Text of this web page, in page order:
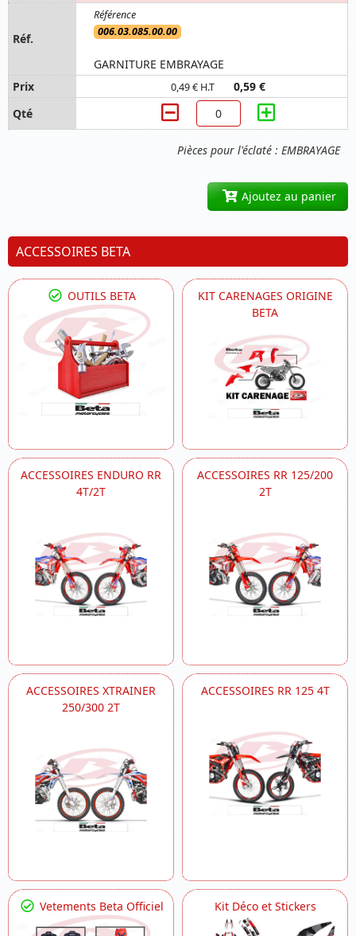
Pièces pour l'éclaté : EMBRAYAGE
006.03.085.00.00
GARNITURE EMBRAYAGE
0,49 € H.T 0,59 €
Ajoutez au panier
ACCESSOIRES BETA
OUTILS BETA
KIT CARENAGES ORIGINE
BETA
ACCESSOIRES ENDURO RR
4T/2T
ACCESSOIRES RR 125/200
2T
ACCESSOIRES XTRAINER
250/300 2T
ACCESSOIRES RR 125 4T
Vetements Beta Officiel Kit Déco et Stickers